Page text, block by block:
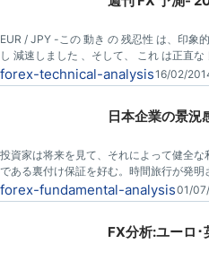
EUR / JPY -この 動き の 残忍性 は、印象
し 減速しました 、そして、 これ は正直
週間 で 120 ハンドルで いることができま
よそ 112で毎日の チャート に関して隙間
forex-technical-analysis16/02/
日本企業の景況
投資家は将来を見て、それによって健全
である裏付け保証を好む。時間旅行が発
え出すまで、目先の広いストロークの感覚
ネス意見の調査である。
forex-fundamental-analysis01/
FX分析:ユーロ